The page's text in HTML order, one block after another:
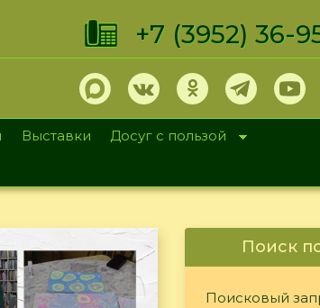
+7 (3952) 36-
Выставки
Досуг с пользой
Поиск
Поисковый